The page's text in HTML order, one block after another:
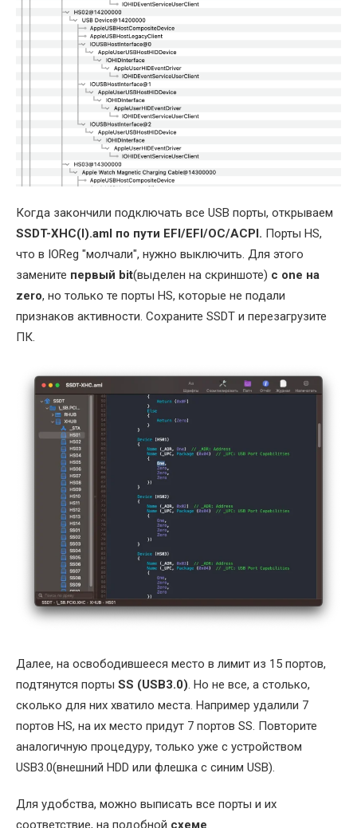
Когда закончили подключать все USB порты, открываем
SSDT-XHC(I).aml по пути EFI/EFI/OC/ACPI. Порты HS,
что в IOReg "молчали", нужно выключить. Для этого
замените первый bit(выделен на скриншоте) с one на
zero, но только те порты HS, которые не подали
признаков активности. Сохраните SSDT и перезагрузите
ПК.
Далее, на освободившееся место в лимит из 15 портов,
подтянутся порты SS (USB3.0) . Но не все, а столько,
сколько для них хватило места. Например удалили 7
портов HS, на их место придут 7 портов SS. Повторите
аналогичную процедуру, только уже с устройством
USB3.0(внешний HDD или флешка с синим USB).
Для удобства, можно выписать все порты и их
соответствие, на подобной схеме